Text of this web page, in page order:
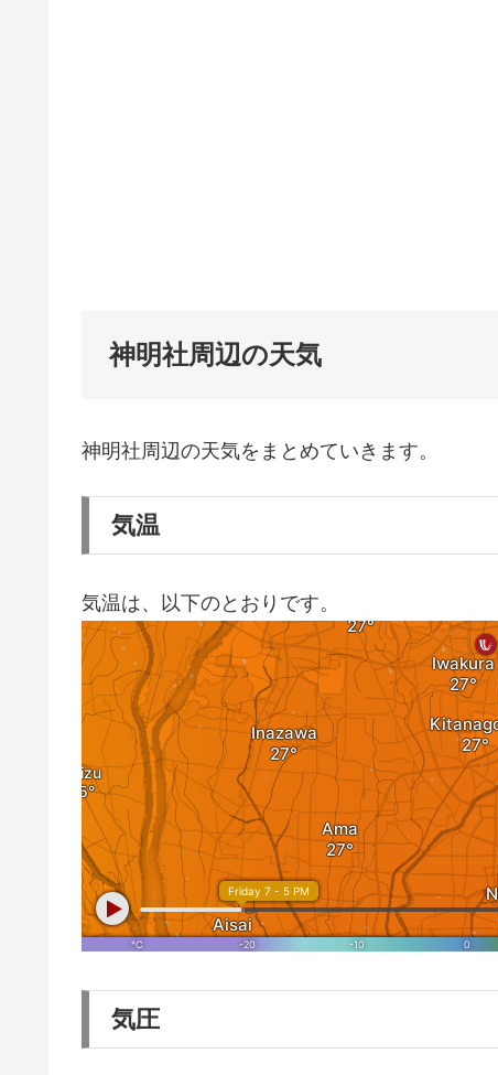
神明社周辺の天気
神明社周辺の天気をまとめていきます。
気温
気温は、以下のとおりです。
気圧